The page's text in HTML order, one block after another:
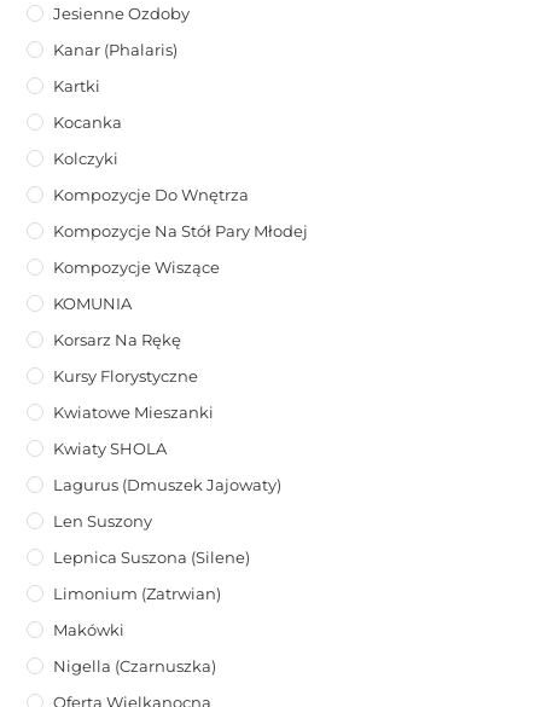
Jesienne Ozdoby
Kanar (phalaris)
Kartki
Kocanka
Kolczyki
Kompozycje Do Wnętrza
Kompozycje Na Stół Pary Młodej
Kompozycje Wiszące
KOMUNIA
Korsarz Na Rękę
Kursy Florystyczne
Kwiatowe Mieszanki
Kwiaty SHOLA
Lagurus (dmuszek Jajowaty)
Len Suszony
Lepnica Suszona (Silene)
Limonium (zatrwian)
Makówki
Nigella (Czarnuszka)
Oferta Wielkanocna